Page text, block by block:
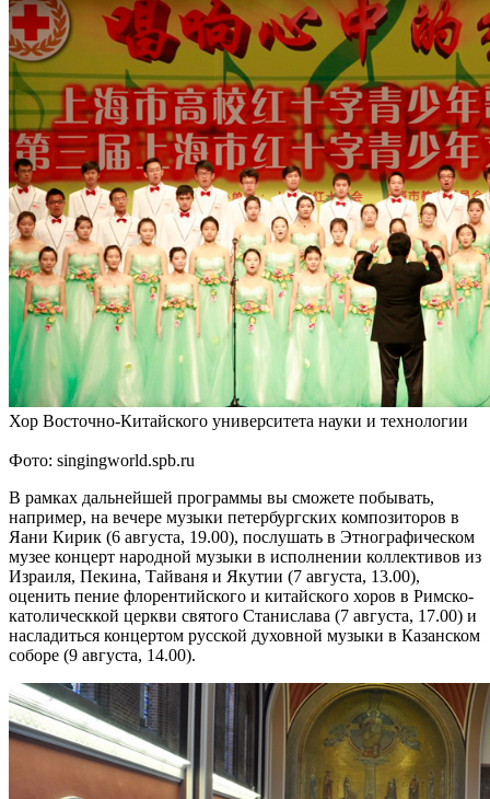
Хор Восточно-Китайского университета науки и технологии
Фото: singingworld.spb.ru
В рамках дальнейшей программы вы сможете побывать,
например, на вечере музыки петербургских композиторов в
Яани Кирик (6 августа, 19.00), послушать в Этнографическом
музее концерт народной музыки в исполнении коллективов из
Израиля, Пекина, Тайваня и Якутии (7 августа, 13.00),
оценить пение флорентийского и китайского хоров в Римско-
католическкой церкви святого Станислава (7 августа, 17.00) и
насладиться концертом русской духовной музыки в Казанском
соборе (9 августа, 14.00).